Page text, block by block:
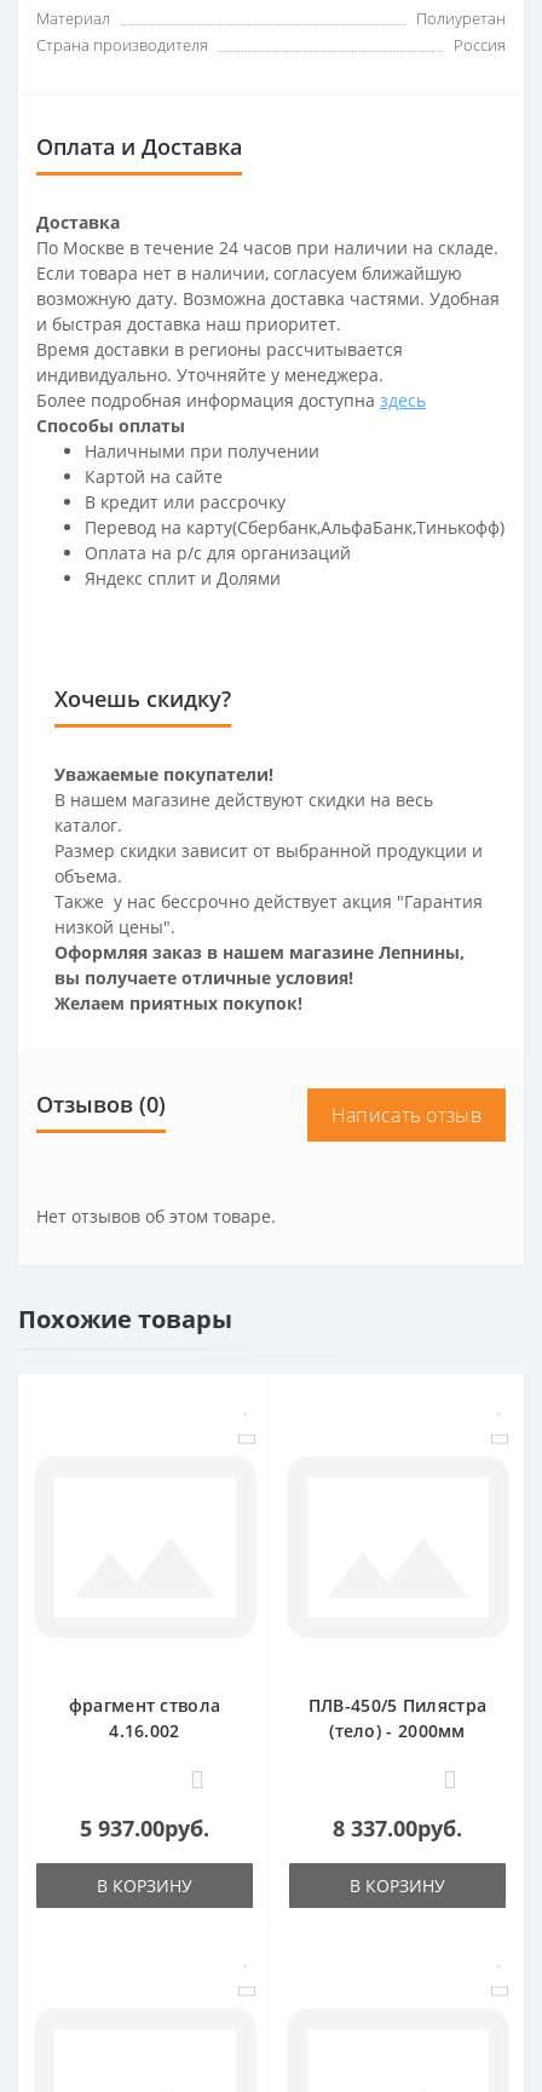
Материал
Полиуретан
Страна производителя
Россия
Оплата и Доставка
Доставка
По Москве в течение 24 часов при наличии на складе.
Если товара нет в наличии, согласуем ближайшую
возможную дату. Возможна доставка частями. Удобная
и быстрая доставка наш приоритет.
Время доставки в регионы рассчитывается
индивидуально. Уточняйте у менеджера.
Более подробная информация доступна здесь
Способы оплаты
Наличными при получении
Картой на сайте
В кредит или рассрочку
Перевод на карту(Сбербанк,АльфаБанк,Тинькофф)
Оплата на р/c для организаций
Яндекс сплит и Долями
Хочешь скидку?
Уважаемые покупатели!
В нашем магазине действуют скидки на весь
каталог.
Размер скидки зависит от выбранной продукции и
объема.
Также у нас бессрочно действует акция "Гарантия
низкой цены".
Оформляя заказ в нашем магазине Лепнины,
вы получаете отличные условия!
Желаем приятных покупок!
Отзывов (0) Написать отзыв
Нет отзывов об этом товаре.
Похожие товары
фрагмент ствола
4.16.002
0
5 937.00руб.
В КОРЗИНУ
ПЛВ-450/5 Пилястра
(тело) - 2000мм
0
8 337.00руб.
В КОРЗИНУ